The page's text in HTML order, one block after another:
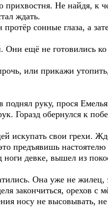
прихвостня. Не найдя, к
ждать.
сонные глаза, а
Они ещё не готовились ко
или прикажи
поднял руку, прося
Горазд обернулся к
искупать свои грехи.
предъявишь настоятелю
девке, вышел из
Она уже не жилец,
закончиться, орехов с
носу не высовывать,